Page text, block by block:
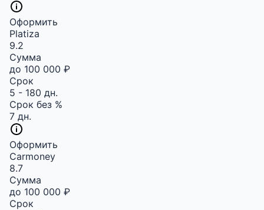
Оформить
Platiza
9.2
Сумма
до 100 000 ₽
Срок
5 - 180 дн.
Срок без %
7 дн.
Оформить
Carmoney
8.7
Сумма
до 100 000 ₽
Срок